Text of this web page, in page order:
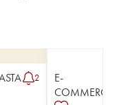
2
E-
COMMERCE